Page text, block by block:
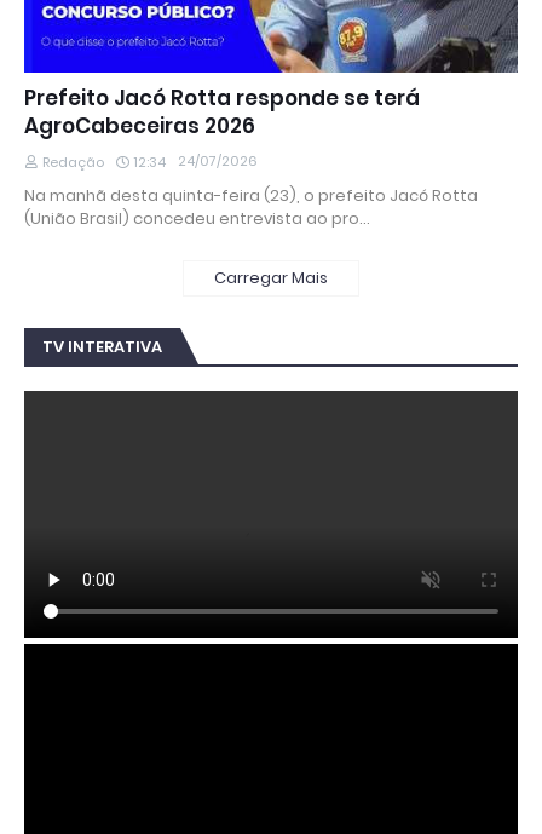
Prefeito Jacó Rotta responde se terá
AgroCabeceiras 2026
Redação 12:34 24/07/2026
Na manhã desta quinta-feira (23), o prefeito Jacó Rotta
(União Brasil) concedeu entrevista ao pro…
Carregar Mais
TV INTERATIVA